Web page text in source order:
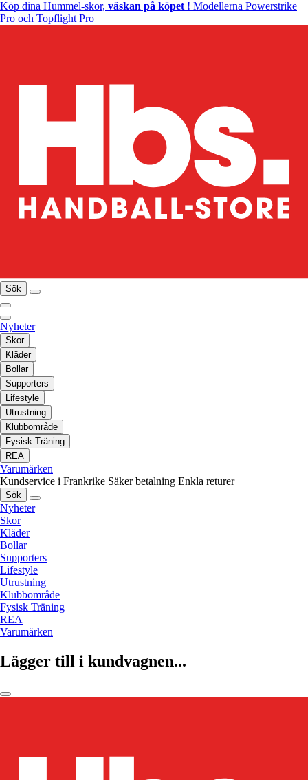
Köp dina Hummel-skor, väskan på köpet ! Modellerna Powerstrike
Pro och Topflight Pro
Sök
Nyheter
Skor
Kläder
Bollar
Supporters
Lifestyle
Utrustning
Klubbområde
Fysisk Träning
REA
Varumärken
Kundservice i Frankrike Säker betalning Enkla returer
Sök
Nyheter
Skor
Kläder
Bollar
Supporters
Lifestyle
Utrustning
Klubbområde
Fysisk Träning
REA
Varumärken
Lägger till i kundvagnen...